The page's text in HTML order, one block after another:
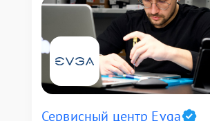
Сервисный центр Evga